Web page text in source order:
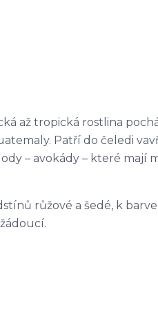
až tropická rostlina
Patří do čeledi
– avokády – které mají
růžové a šedé, k